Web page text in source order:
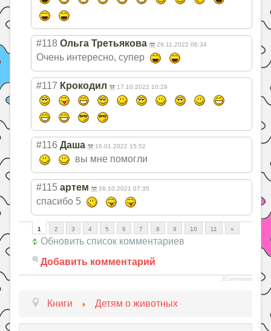
#118 Ольга Третьякова 29.11.2022 06:34
Очень интересно, супер
#117 Крокодил 17.10.2022 10:29
#116 Даша 16.01.2022 15:52
вы мне помогли
#115 артем 26.10.2021 07:35
спасибо 5
1 2 3 4 5 6 7 8 9 10 11 »
Обновить список комментариев
Добавить комментарий
JComments
Книги Детям о животных